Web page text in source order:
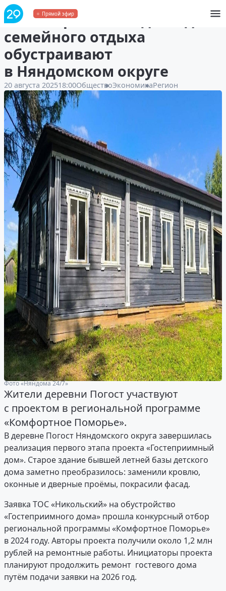
Прямой эфир
«Гостеприимный дом» для
семейного отдыха
обустраивают
в Няндомском округе
20 августа 202518:00ОбществоЭкономикаРегион
Фото «Няндома 24/7»
Жители деревни Погост участвуют
с проектом в региональной программе
«Комфортное Поморье».
В деревне Погост Няндомского округа завершилась
реализация первого этапа проекта «Гостеприимный
дом». Старое здание бывшей летней базы детского
дома заметно преобразилось: заменили кровлю,
оконные и дверные проёмы, покрасили фасад.
Заявка ТОС «Никольский» на обустройство
«Гостеприимного дома» прошла конкурсный отбор
региональной программы «Комфортное Поморье»
в 2024 году. Авторы проекта получили около 1,2 млн
рублей на ремонтные работы. Инициаторы проекта
планируют продолжить ремонт гостевого дома
путём подачи заявки на 2026 год.